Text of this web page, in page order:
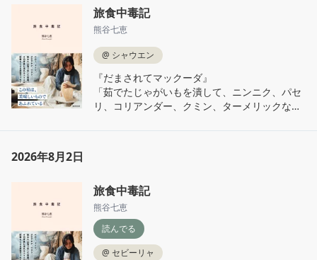
旅食中毒記
熊谷七恵
@ シャウエン
『だまされてマックーダ』
「茹でたじゃがいもを潰して、ニンニク、パセ
リ、コリアンダー、クミン、ターメリックなど
法って理に適っている？
2026年8月2日
旅食中毒記
熊谷七恵
読んでる
@ セビーリャ